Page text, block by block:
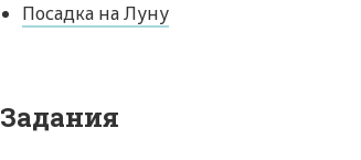
Посадка на Луну
Задания